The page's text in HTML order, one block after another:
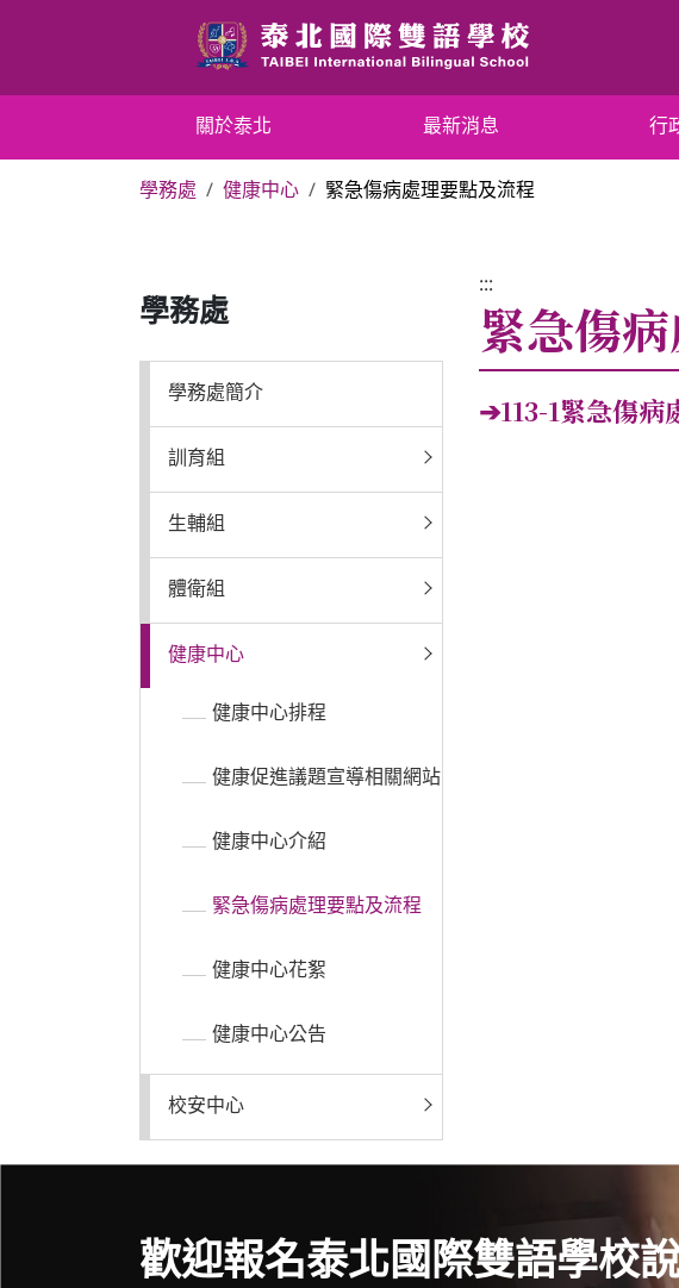
容
區
關於泰北 最新消息 行
學務處 健康中心 緊急傷病處理要點及流程
學務處
學務處簡介
訓育組
生輔組
體衛組
健康中心
健康中心排程
健康促進議題宣導相關網站
健康中心介紹
緊急傷病處理要點及流程
健康中心花絮
健康中心公告
校安中心
:::
緊急傷
➔113-1緊急傷病
歡迎報名泰北國際雙語學校